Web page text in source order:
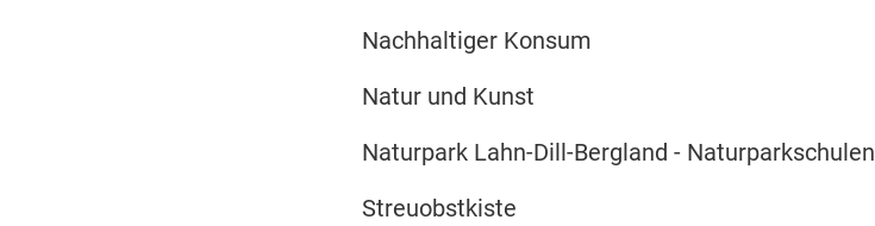
Nachhaltiger Konsum
Natur und Kunst
Naturpark Lahn-Dill-Bergland - Naturparkschulen
Streuobstkiste